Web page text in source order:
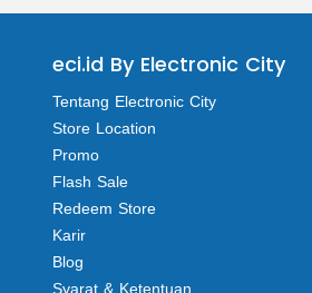
eci.id By Electronic City
Tentang Electronic City
Store Location
Promo
Flash Sale
Redeem Store
Karir
Blog
Syarat & Ketentuan